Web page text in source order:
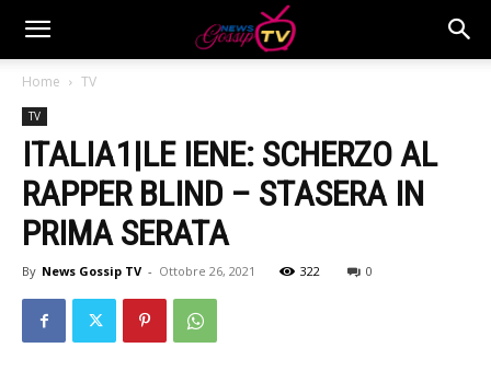
Home TV
TV
ITALIA1|LE IENE: SCHERZO AL
RAPPER BLIND – STASERA IN
PRIMA SERATA
By News Gossip TV - Ottobre 26, 2021 322 0